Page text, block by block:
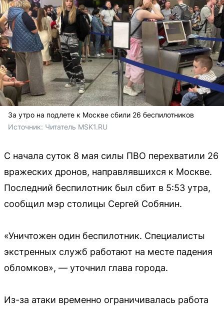
За утро на подлете к Москве сбили 26 беспилотников
Источник: Читатель MSK1.RU
С начала суток 8 мая силы ПВО перехватили 26
вражеских дронов, направлявшихся к Москве.
Последний беспилотник был сбит в 5:53 утра,
сообщил мэр столицы Сергей Собянин.
«Уничтожен один беспилотник. Специалисты
экстренных служб работают на месте падения
обломков», — уточнил глава города.
Из-за атаки временно ограничивалась работа